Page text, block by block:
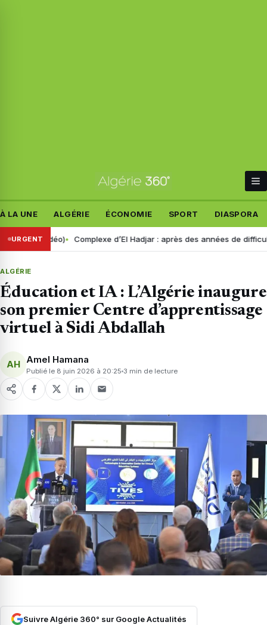
À LA UNE ALGÉRIE ÉCONOMIE SPORT DIASPORA
URGENTComplexe d’El Hadjar : après des années de difficultés, le
ALGÉRIE
Éducation et IA : L’Algérie inaugure
son premier Centre d’apprentissage
virtuel à Sidi Abdallah
AH Amel Hamana
Publié le 8 juin 2026 à 20:25 3 min de lecture
Suivre Algérie 360° sur Google Actualités